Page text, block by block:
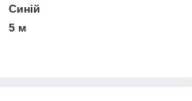
Синій
5 м